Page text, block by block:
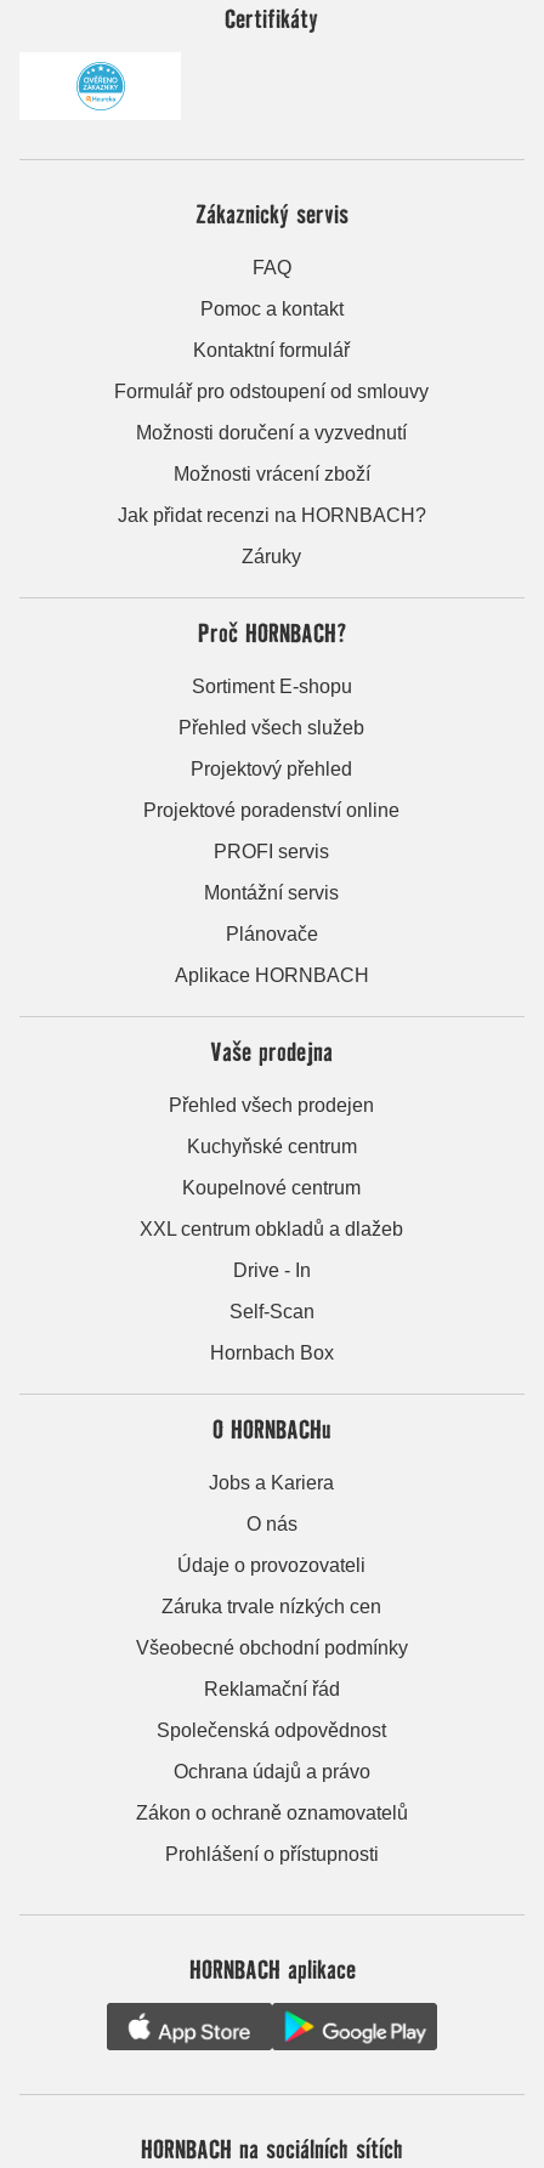
Certifikáty
Zákaznický servis
FAQ
Pomoc a kontakt
Kontaktní formulář
Formulář pro odstoupení od smlouvy
Možnosti doručení a vyzvednutí
Možnosti vrácení zboží
Jak přidat recenzi na HORNBACH?
Záruky
Proč HORNBACH?
Sortiment E-shopu
Přehled všech služeb
Projektový přehled
Projektové poradenství online
PROFI servis
Montážní servis
Plánovače
Aplikace HORNBACH
Vaše prodejna
Přehled všech prodejen
Kuchyňské centrum
Koupelnové centrum
XXL centrum obkladů a dlažeb
Drive - In
Self-Scan
Hornbach Box
O HORNBACHu
Jobs a Kariera
O nás
Údaje o provozovateli
Záruka trvale nízkých cen
Všeobecné obchodní podmínky
Reklamační řád
Společenská odpovědnost
Ochrana údajů a právo
Zákon o ochraně oznamovatelů
Prohlášení o přístupnosti
HORNBACH aplikace
HORNBACH na sociálních sítích